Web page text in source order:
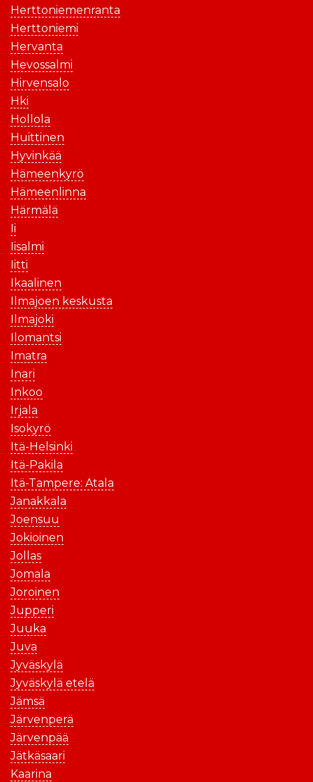
Herttoniemenranta
Herttoniemi
Hervanta
Hevossalmi
Hirvensalo
Hki
Hollola
Huittinen
Hyvinkää
Hämeenkyrö
Hämeenlinna
Härmälä
Ii
Iisalmi
Iitti
Ikaalinen
Ilmajoen keskusta
Ilmajoki
Ilomantsi
Imatra
Inari
Inkoo
Irjala
Isokyrö
Itä-Helsinki
Itä-Pakila
Itä-Tampere: Atala
Janakkala
Joensuu
Jokioinen
Jollas
Jomala
Joroinen
Jupperi
Juuka
Juva
Jyväskylä
Jyväskylä etelä
Jämsä
Järvenperä
Järvenpää
Jätkäsaari
Kaarina